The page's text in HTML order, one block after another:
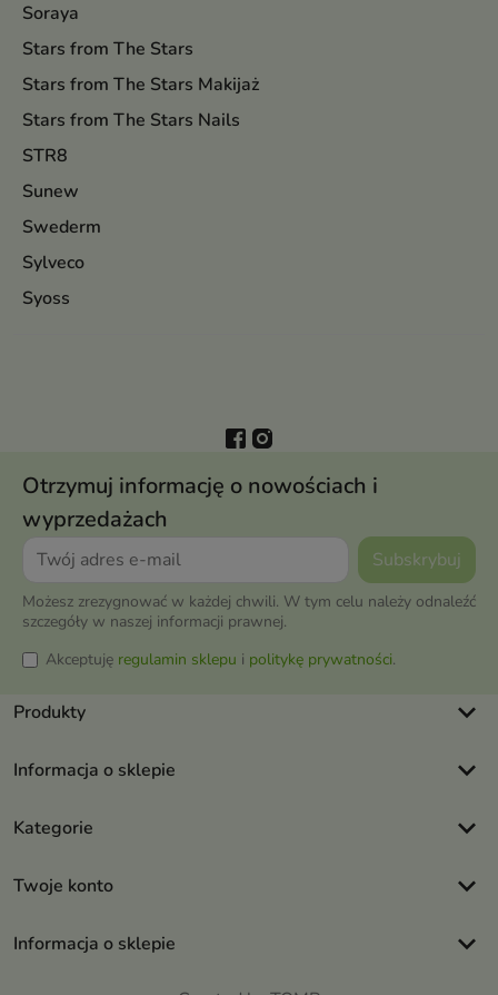
Soraya
Stars from The Stars
Stars from The Stars Makijaż
Stars from The Stars Nails
STR8
Sunew
Swederm
Sylveco
Syoss
Otrzymuj informację o nowościach i
wyprzedażach
Możesz zrezygnować w każdej chwili. W tym celu należy odnaleźć
szczegóły w naszej informacji prawnej.
Akceptuję regulamin sklepu i politykę prywatności.
Produkty keyboard_arrow_down
Informacja o sklepie keyboard_arrow_down
Kategorie keyboard_arrow_down
Twoje konto keyboard_arrow_down
Informacja o sklepie keyboard_arrow_down